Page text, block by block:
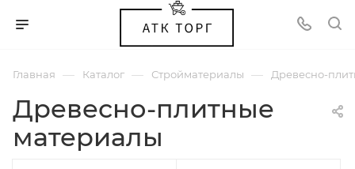
Главная — Каталог — Стройматериалы — Древесно-
Древесно-плитные
материалы